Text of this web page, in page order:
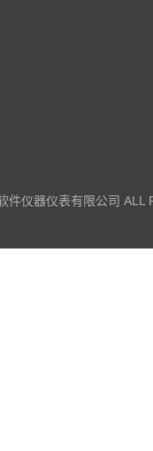
件仪器仪表有限公司 ALL